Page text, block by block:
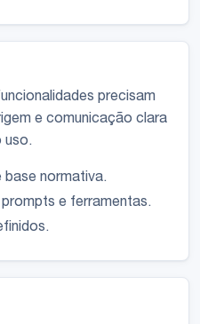
precisam
e comunicação clara
uso.
base normativa.
e ferramentas.